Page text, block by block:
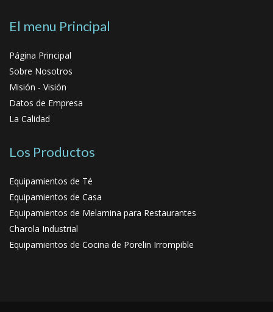
El menu Principal
Página Principal
Sobre Nosotros
Misión - Visión
Datos de Empresa
La Calidad
Los Productos
Equipamientos de Té
Equipamientos de Casa
Equipamientos de Melamina para Restaurantes
Charola Industrial
Equipamientos de Cocina de Porelin Irrompible